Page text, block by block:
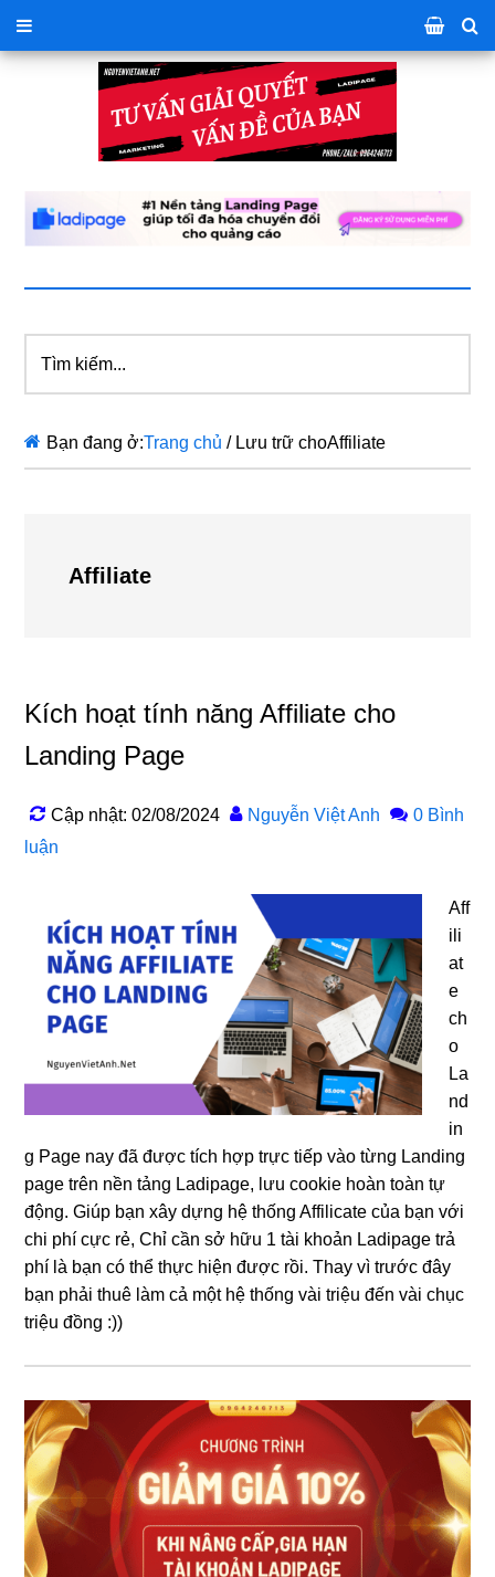
kiếm...
Bạn đang ở:Trang chủ /Lưu trữ choAffiliate
Affiliate
Kích hoạt tính năng Affiliate cho
Landing Page
Cập nhật: 02/08/2024 Nguyễn Việt Anh
0 Bình
luận
Aff
ili
at
e
ch
o
La
nd
in
g Page nay đã được tích hợp trực tiếp vào từng Landing
page trên nền tảng Ladipage, lưu cookie hoàn toàn tự
động. Giúp bạn xây dựng hệ thống Affilicate của bạn với
chi phí cực rẻ, Chỉ cần sở hữu 1 tài khoản Ladipage trả
phí là bạn có thể thực hiện được rồi. Thay vì trước đây
bạn phải thuê làm cả một hệ thống vài triệu đến vài chục
triệu đồng :))
Sidebar
chính